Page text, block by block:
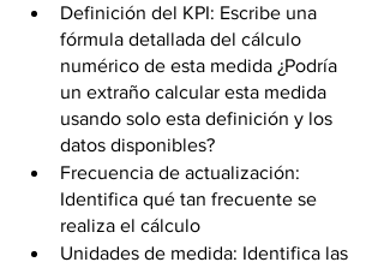
Definición del KPI: Escribe una
fórmula detallada del cálculo
numérico de esta medida ¿Podría
un extraño calcular esta medida
usando solo esta definición y los
datos disponibles?
Frecuencia de actualización:
Identifica qué tan frecuente se
realiza el cálculo
Unidades de medida: Identifica las